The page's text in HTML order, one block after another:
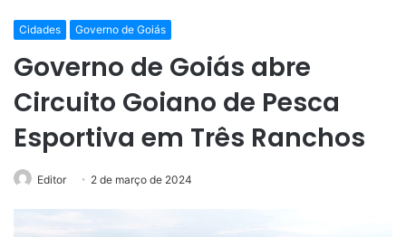
Cidades Governo de Goiás
Governo de Goiás abre
Circuito Goiano de Pesca
Esportiva em Três Ranchos
Editor 2 de março de 2024